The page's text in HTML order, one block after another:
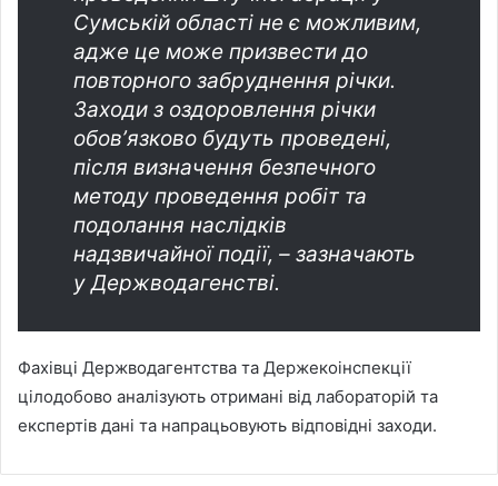
Сумській області не є можливим,
адже це може призвести до
повторного забруднення річки.
Заходи з оздоровлення річки
обовʼязково будуть проведені,
після визначення безпечного
методу проведення робіт та
подолання наслідків
надзвичайної події, – зазначають
у Держводагенстві.
Фахівці Держводагентства та Держекоінспекції
цілодобово аналізують отримані від лабораторій та
експертів дані та напрацьовують відповідні заходи.